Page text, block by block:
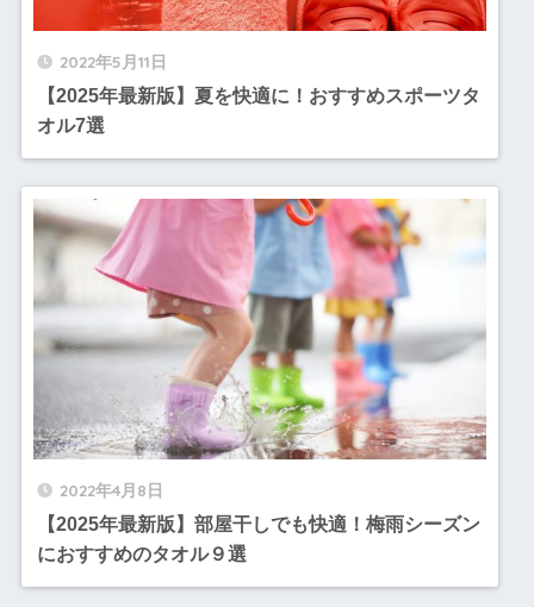
2022年5月11日
【2025年最新版】夏を快適に！おすすめスポーツタ
オル7選
2022年4月8日
【2025年最新版】部屋干しでも快適！梅雨シーズン
におすすめのタオル９選